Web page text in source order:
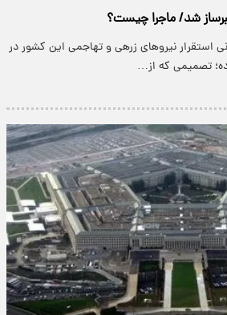
شد/ ماجرا چیست؟
استقرار نیرو‌های زرهی و تهاجمی این کشور در
تصمیمی که از…